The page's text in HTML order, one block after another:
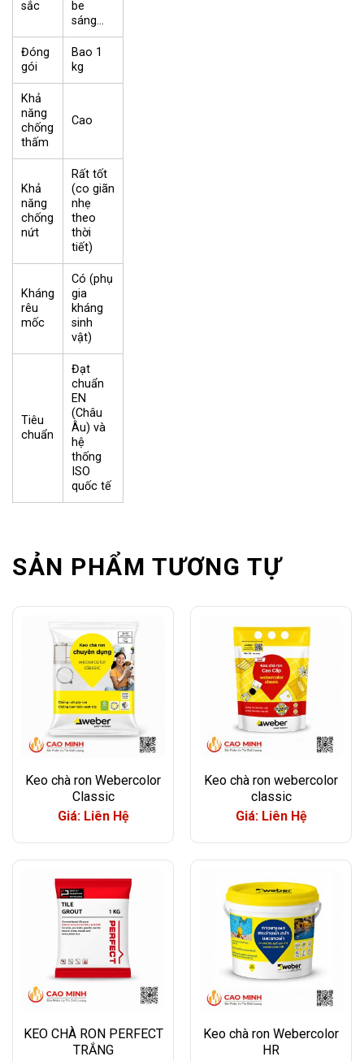
sắc
be
sáng…
Đóng
gói
Bao 1
kg
Khả
năng
chống
thấm
Cao
Khả
năng
chống
nứt
Rất tốt
(co giãn
nhẹ
theo
thời
tiết)
Kháng
rêu
mốc
Có (phụ
gia
kháng
sinh
vật)
Tiêu
chuẩn
Đạt
chuẩn
EN
(Châu
Âu) và
hệ
thống
ISO
quốc tế
SẢN PHẨM TƯƠNG TỰ
Keo chà ron Webercolor
Classic
Giá: Liên Hệ
Keo chà ron webercolor
classic
Giá: Liên Hệ
KEO CHÀ RON PERFECT
TRẮNG
Keo chà ron Webercolor
HR